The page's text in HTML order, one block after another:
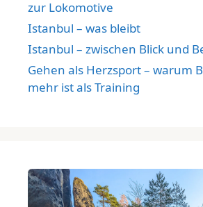
zur Lokomotive
Istanbul – was bleibt
Istanbul – zwischen Blick und
Gehen als Herzsport – warum
mehr ist als Training